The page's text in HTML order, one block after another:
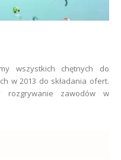
wszystkich chętnych do
w 2013 do składania ofert.
rozgrywanie zawodów w